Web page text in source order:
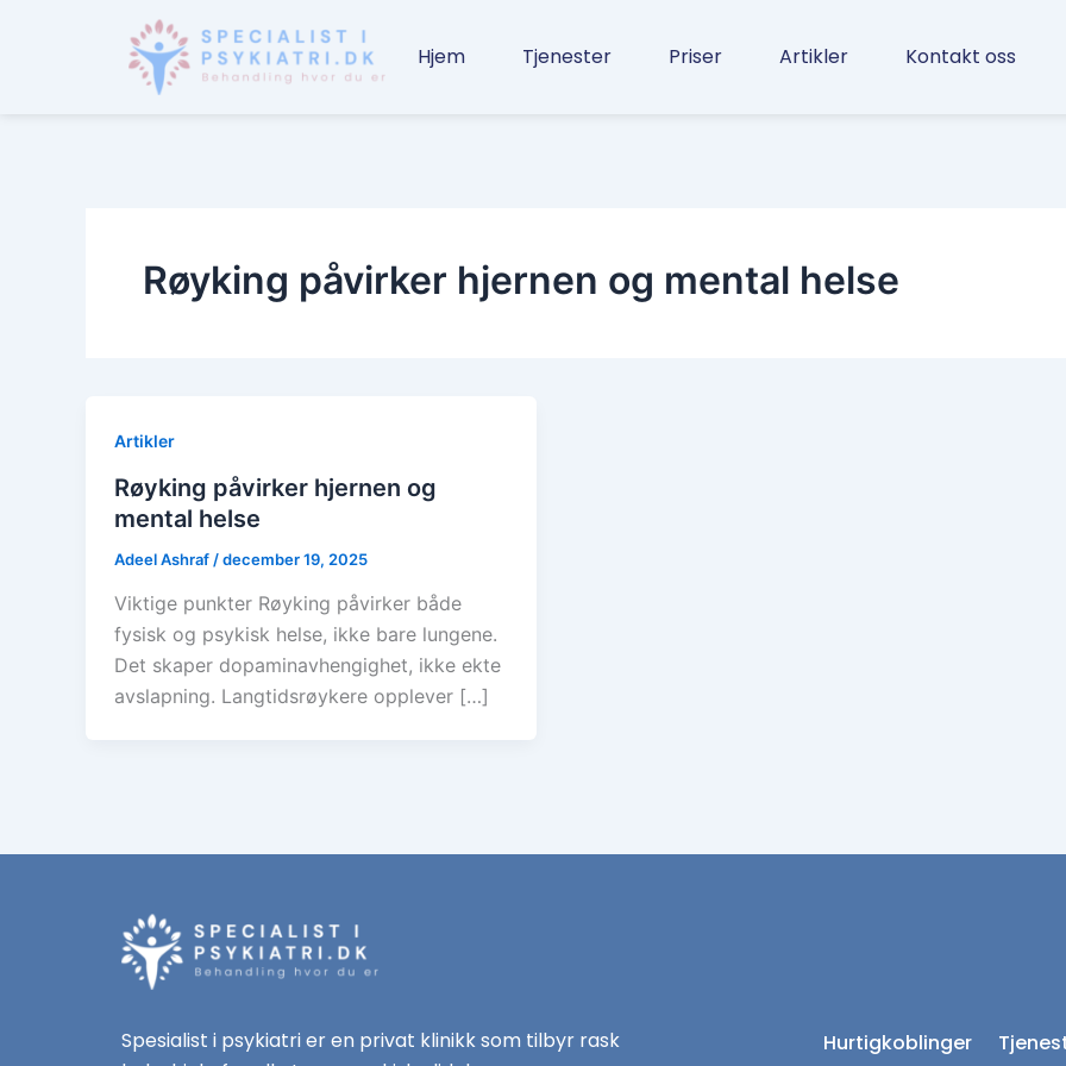
Hjem Tjenester Priser Artikler Kontakt oss
Røyking påvirker hjernen og mental helse
Artikler
Røyking påvirker hjernen og
mental helse
Adeel Ashraf /december 19, 2025
Viktige punkter Røyking påvirker både
fysisk og psykisk helse, ikke bare lungene.
Det skaper dopaminavhengighet, ikke ekte
avslapning. Langtidsrøykere opplever […]
Spesialist i psykiatri er en privat klinikk som tilbyr rask
Hurtigkoblinger